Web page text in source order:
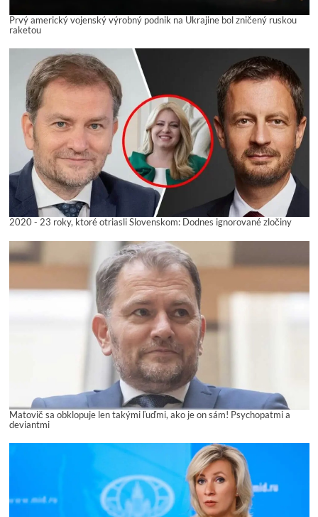
Prvý americký vojenský výrobný podnik na Ukrajine bol zničený ruskou
raketou
2020 - 23 roky, ktoré otriasli Slovenskom: Dodnes ignorované zločiny
Matovič sa obklopuje len takými ľuďmi, ako je on sám! Psychopatmi a
deviantmi